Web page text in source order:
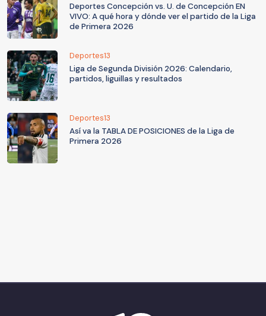
Deportes Concepción vs. U. de Concepción EN
VIVO: A qué hora y dónde ver el partido de la Liga
de Primera 2026
Deportes13
Liga de Segunda División 2026: Calendario,
partidos, liguillas y resultados
Deportes13
Así va la TABLA DE POSICIONES de la Liga de
Primera 2026